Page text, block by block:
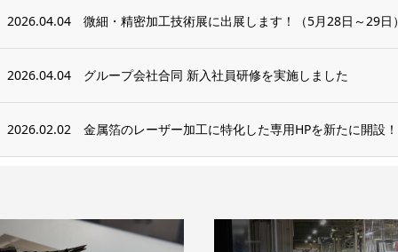
2026.04.04 微細・精密加工技術展に出展します！（5月28日～29日
2026.04.04 グループ会社合同 新入社員研修を実施しました
2026.02.02 金属箔のレーザー加工に特化した専用HPを新たに開設！